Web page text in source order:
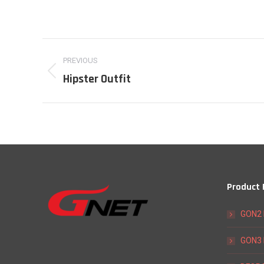
Project
navigation
PREVIOUS
Previous
Hipster Outfit
Product